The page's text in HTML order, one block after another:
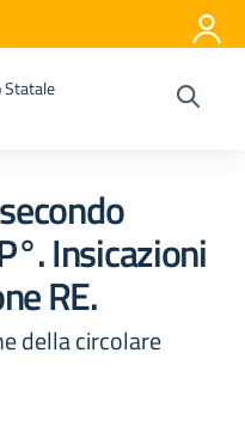
Statale
Insicazioni
RE.
della circolare